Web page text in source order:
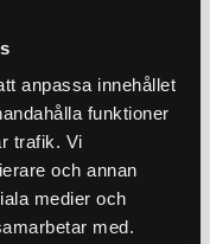
anpassa innehållet
funktioner
trafik. Vi
och annan
medier och
med.